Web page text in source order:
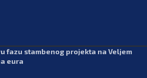
fazu stambenog projekta na Veljem
eura